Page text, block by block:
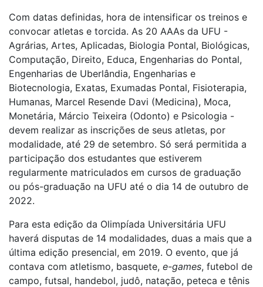
Com datas definidas, hora de intensificar os treinos e
convocar atletas e torcida. As 20 AAAs da UFU -
Agrárias, Artes, Aplicadas, Biologia Pontal, Biológicas,
Computação, Direito, Educa, Engenharias do Pontal,
Engenharias de Uberlândia, Engenharias e
Biotecnologia, Exatas, Exumadas Pontal, Fisioterapia,
Humanas, Marcel Resende Davi (Medicina), Moca,
Monetária, Márcio Teixeira (Odonto) e Psicologia -
devem realizar as inscrições de seus atletas, por
modalidade, até 29 de setembro. Só será permitida a
participação dos estudantes que estiverem
regularmente matriculados em cursos de graduação
ou pós-graduação na UFU até o dia 14 de outubro de
2022.
Para esta edição da Olimpíada Universitária UFU
haverá disputas de 14 modalidades, duas a mais que a
última edição presencial, em 2019. O evento, que já
contava com atletismo, basquete, e-games, futebol de
campo, futsal, handebol, judô, natação, peteca e tênis